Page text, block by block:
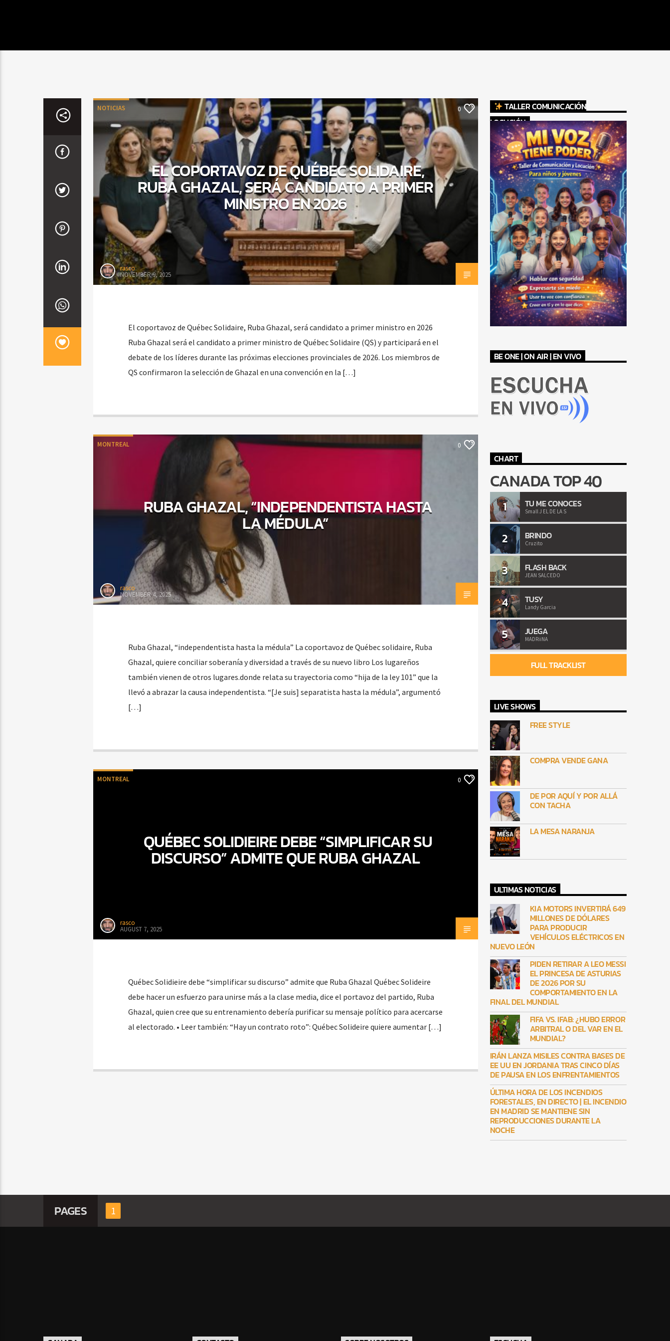
NOTICIAS 0
EL COPORTAVOZ DE QUÉBEC SOLIDAIRE,
RUBA GHAZAL, SERÁ CANDIDATO A PRIMER
MINISTRO EN 2026
rasco
NOVEMBER 9, 2025
El coportavoz de Québec Solidaire, Ruba Ghazal, será candidato a primer ministro en 2026
Ruba Ghazal será el candidato a primer ministro de Québec Solidaire (QS) y participará en el
debate de los líderes durante las próximas elecciones provinciales de 2026. Los miembros de
QS confirmaron la selección de Ghazal en una convención en la […]
MONTREAL 0
RUBA GHAZAL, “INDEPENDENTISTA HASTA
LA MÉDULA”
rasco
NOVEMBER 4, 2025
Ruba Ghazal, “independentista hasta la médula” La coportavoz de Québec solidaire, Ruba
Ghazal, quiere conciliar soberanía y diversidad a través de su nuevo libro Los lugareños
también vienen de otros lugares.donde relata su trayectoria como “hija de la ley 101” que la
llevó a abrazar la causa independentista. “[Je suis] separatista hasta la médula”, argumentó
[…]
MONTREAL 0
QUÉBEC SOLIDIEIRE DEBE “SIMPLIFICAR SU
DISCURSO” ADMITE QUE RUBA GHAZAL
rasco
AUGUST 7, 2025
Québec Solidieire debe “simplificar su discurso” admite que Ruba Ghazal Québec Solideire
debe hacer un esfuerzo para unirse más a la clase media, dice el portavoz del partido, Ruba
Ghazal, quien cree que su entrenamiento debería purificar su mensaje político para acercarse
al electorado. • Leer también: “Hay un contrato roto”: Québec Solideire quiere aumentar […]
TALLER COMUNICACIÓN
LOCUCIÓN
BE ONE | ON AIR | EN VIVO
CHART
CANADA TOP 40
1 TU ME CONOCES
Small J EL DE LA S
2 BRINDO
Cruzito
3 FLASH BACK
JEAN SALCEDO
4 TUSY
Landy Garcia
5 JUEGA
MADRiiNA
FULL TRACKLIST
LIVE SHOWS
FREE STYLE
COMPRA VENDE GANA
DE POR AQUÍ Y POR ALLÁ
CON TACHA
LA MESA NARANJA
ULTIMAS NOTICIAS
KIA MOTORS INVERTIRÁ 649
MILLONES DE DÓLARES
PARA PRODUCIR
VEHÍCULOS ELÉCTRICOS EN
NUEVO LEÓN
PIDEN RETIRAR A LEO MESSI
EL PRINCESA DE ASTURIAS
DE 2026 POR SU
COMPORTAMIENTO EN LA
FINAL DEL MUNDIAL
FIFA VS. IFAB: ¿HUBO ERROR
ARBITRAL O DEL VAR EN EL
MUNDIAL?
IRÁN LANZA MISILES CONTRA BASES DE
EE UU EN JORDANIA TRAS CINCO DÍAS
DE PAUSA EN LOS ENFRENTAMIENTOS
ÚLTIMA HORA DE LOS INCENDIOS
FORESTALES, EN DIRECTO | EL INCENDIO
EN MADRID SE MANTIENE SIN
REPRODUCCIONES DURANTE LA
NOCHE
PAGES 1